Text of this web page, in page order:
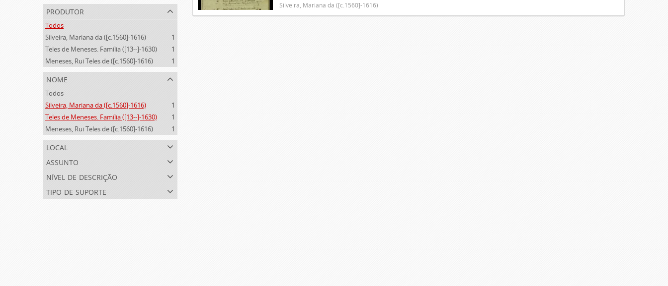
produtor
Todos
Silveira, Mariana da ([c.1560]-1616)
1
Teles de Meneses. Família ([13--]-1630)
1
Meneses, Rui Teles de ([c.1560]-1616)
1
nome
Todos
Silveira, Mariana da ([c.1560]-1616)
1
Teles de Meneses. Família ([13--]-1630)
1
Meneses, Rui Teles de ([c.1560]-1616)
1
local
assunto
nível de descrição
tipo de suporte
Silveira, Mariana da ([c.1560]-1616)